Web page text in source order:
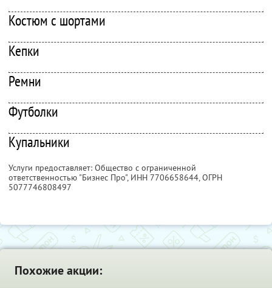
Костюм с шортами
Кепки
Ремни
Футболки
Купальники
Услуги предоставляет: Общество с ограниченной
ответственностью "Бизнес Про", ИНН 7706658644, ОГРН
5077746808497
Похожие акции: